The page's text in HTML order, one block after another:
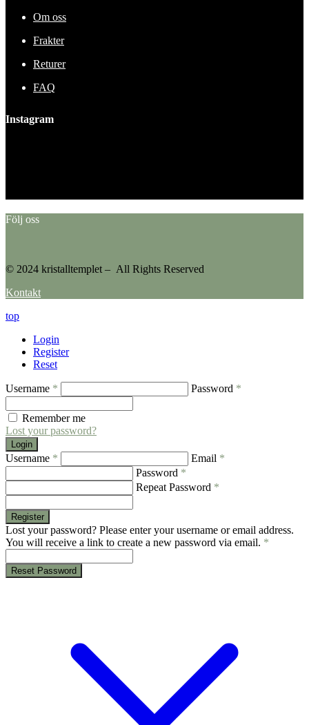
Om oss
Frakter
Returer
FAQ
Instagram
Följ oss
© 2024 kristalltemplet – All Rights Reserved
Kontakt
top
Login
Register
Reset
Username * Password *
Remember me
Lost your password?
Login
Username * Email *
Password *
Repeat Password *
Register
Lost your password? Please enter your username or email address.
You will receive a link to create a new password via email. *
Reset Password